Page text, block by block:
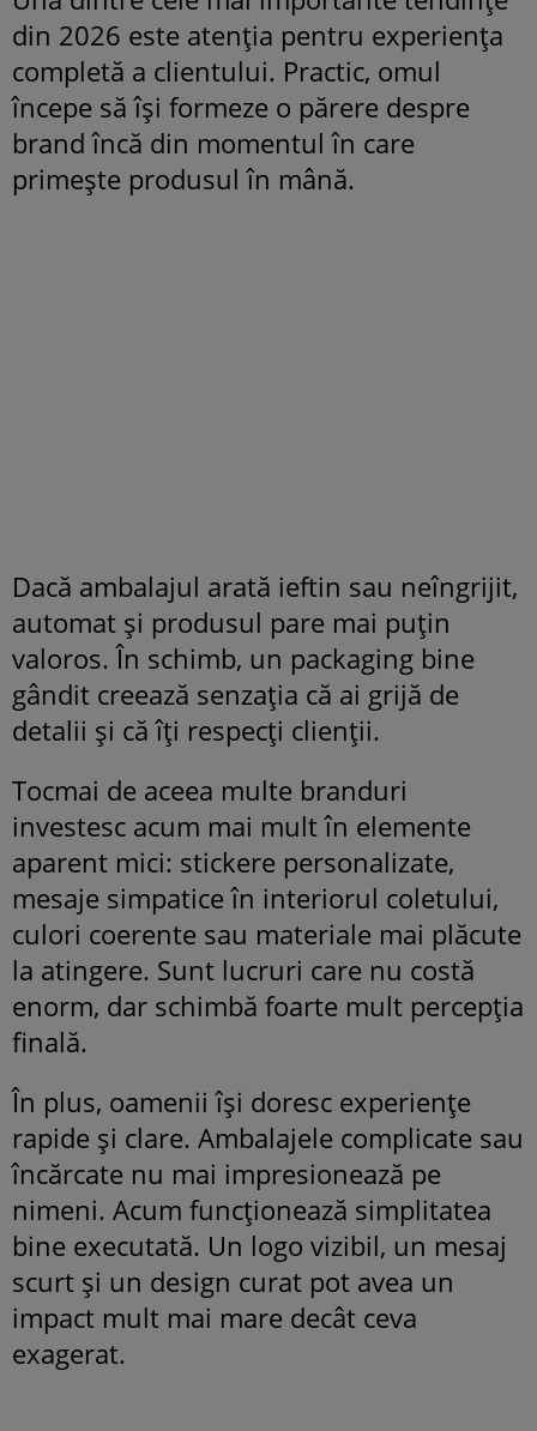
din 2026 este atenția pentru experiența
completă a clientului. Practic, omul
începe să își formeze o părere despre
brand încă din momentul în care
primește produsul în mână.
Dacă ambalajul arată ieftin sau neîngrijit,
automat și produsul pare mai puțin
valoros. În schimb, un packaging bine
gândit creează senzația că ai grijă de
detalii și că îți respecți clienții.
Tocmai de aceea multe branduri
investesc acum mai mult în elemente
aparent mici: stickere personalizate,
mesaje simpatice în interiorul coletului,
culori coerente sau materiale mai plăcute
la atingere. Sunt lucruri care nu costă
enorm, dar schimbă foarte mult percepția
finală.
În plus, oamenii își doresc experiențe
rapide și clare. Ambalajele complicate sau
încărcate nu mai impresionează pe
nimeni. Acum funcționează simplitatea
bine executată. Un logo vizibil, un mesaj
scurt și un design curat pot avea un
impact mult mai mare decât ceva
exagerat.